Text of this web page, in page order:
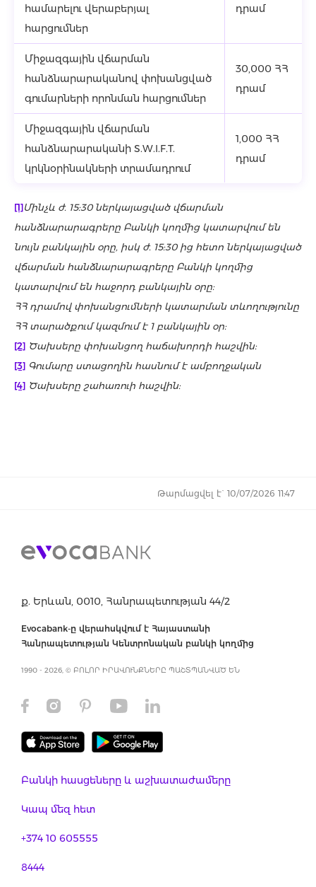
համարելու վերաբերյալ
հարցումներ
դրամ
Միջազգային վճարման
հանձնարարականով փոխանցված
գումարների որոնման հարցումներ
30,000 ՀՀ
դրամ
Միջազգային վճարման
հանձնարարականի S.W.I.F.T.
կրկնօրինակների տրամադրում
1,000 ՀՀ
դրամ
[1]Մինչև ժ. 15:30 ներկայացված վճարման
հանձնարարագրերը Բանկի կողմից կատարվում են
նույն բանկային օրը, իսկ ժ. 15:30 ից հետո ներկայացված
վճարման հանձնարարագրերը Բանկի կողմից
կատարվում են հաջորդ բանկային օրը:
ՀՀ դրամով փոխանցումների կատարման տևողությունը
ՀՀ տարածքում կազմում է1 բանկային օր:
[2] Ծախսերը փոխանցող հաճախորդի հաշվին:
[3] Գումարը ստացողին հասնում է ամբողջական
[4] Ծախսերը շահառուի հաշվին:
Թարմացվել է` 10/07/2026 11:47
ք. Երևան, 0010, Հանրապետության 44/2
Evocabank-ը վերահսկվում է Հայաստանի
Հանրապետության Կենտրոնական բանկի կողմից
1990 - 2026, © ԲՈԼՈՐ ԻՐԱՎՈՒՆՔՆԵՐԸ ՊԱՇՏՊԱՆՎԱԾ ԵՆ
Բանկի հասցեները և աշխատաժամերը
Կապ մեզ հետ
+374 10 605555
8444